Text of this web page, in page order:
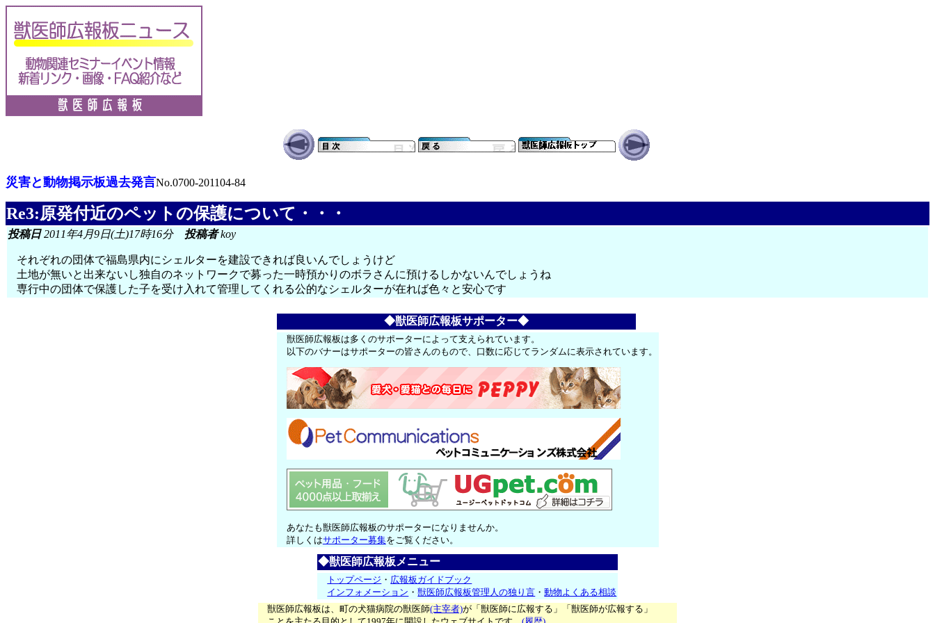
災害と動物掲示板過去発言No.0700-201104-84
Re3:原発付近のペットの保護について・・・
投稿日2011年4月9日(土)17時16分 投稿者koy
それぞれの団体で福島県内にシェルターを建設できれば良いんでしょうけど
土地が無いと出来ないし独自のネットワークで募った一時預かりのボラさんに預けるしかないんでしょうね
専行中の団体で保護した子を受け入れて管理してくれる公的なシェルターが在れば色々と安心です
◆獣医師広報板サポーター◆
獣医師広報板は多くのサポーターによって支えられています。
以下のバナーはサポーターの皆さんのもので、口数に応じてランダムに表示されています。
あなたも獣医師広報板のサポーターになりませんか。
詳しくはサポーター募集をご覧ください。
◆獣医師広報板メニュー
トップページ ・ 広報板ガイドブック
インフォメーション ・獣医師広報板管理人の独り言 ・動物よくある相談
獣医師広報板は、町の犬猫病院の獣医師(主宰者)が「獣医師に広報する」「獣医師が広報する」